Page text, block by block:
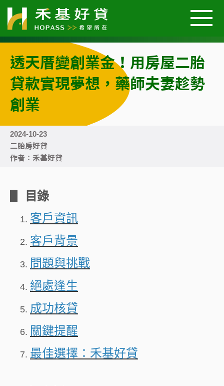
關於我們
汽車好貸
透天厝變創業金！用房屋二胎
貸款實現夢想，藥師夫妻趁勢
創業
2024-10-23
二胎房好貸
作者：禾基好貸
目錄
客戶資訊
客戶背景
問題與挑戰
絕處逢生
成功核貸
關鍵提醒
最佳選擇：禾基好貸